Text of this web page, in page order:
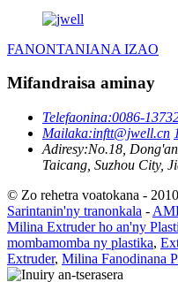
FANONTANIANA IZAO
Mifandraisa aminay
Telefaonina:0086-
Mailaka:inftt@jwell.cn
Adiresy:No.18,
Taicang, Suzhou City,
© Zo rehetra voatokana -
Sarintanin'ny tranonkala -
Milina Extruder ho an'ny
mombamomba ny plastika,
Extruder, Milina Fanodinana